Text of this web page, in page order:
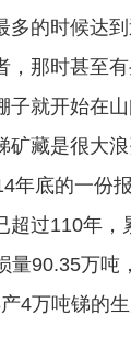
多的时候达
，那时甚至
就开始在山
藏是很大浪
底的一份
超过110年，
量90.35万吨
4万吨锑的生